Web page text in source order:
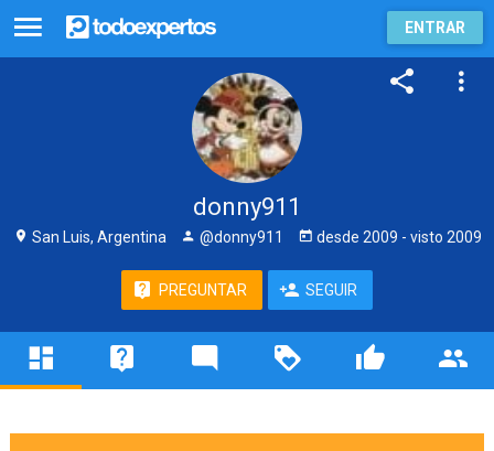
ENTRAR
donny911
San Luis, Argentina @donny911 desde 2009 - visto 2009
PREGUNTAR SEGUIR